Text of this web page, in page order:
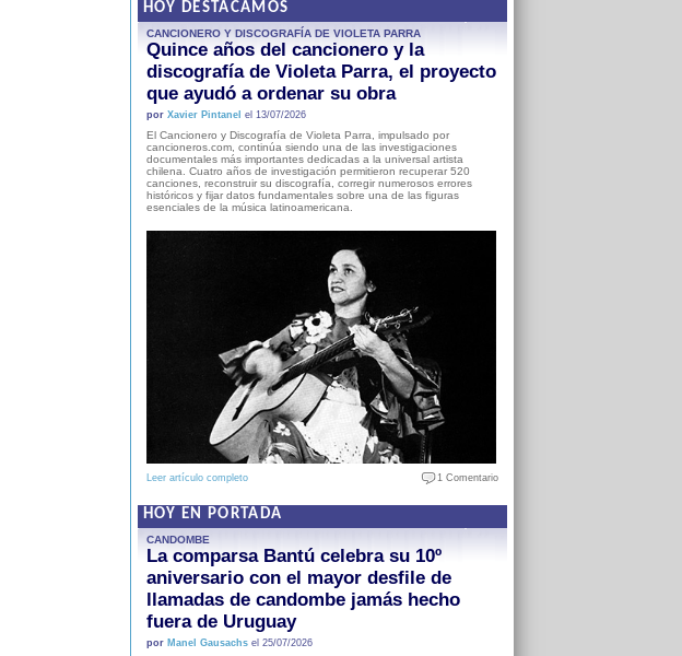
HOY DESTACAMOS
CANCIONERO Y DISCOGRAFÍA DE VIOLETA PARRA
Quince años del cancionero y la
discografía de Violeta Parra, el proyecto
que ayudó a ordenar su obra
por Xavier Pintanel el 13/07/2026
El Cancionero y Discografía de Violeta Parra, impulsado por
cancioneros.com, continúa siendo una de las investigaciones
documentales más importantes dedicadas a la universal artista
chilena. Cuatro años de investigación permitieron recuperar 520
canciones, reconstruir su discografía, corregir numerosos errores
históricos y fijar datos fundamentales sobre una de las figuras
esenciales de la música latinoamericana.
Leer artículo completo 1 Comentario
HOY EN PORTADA
CANDOMBE
La comparsa Bantú celebra su 10º
aniversario con el mayor desfile de
llamadas de candombe jamás hecho
fuera de Uruguay
por Manel Gausachsel 25/07/2026